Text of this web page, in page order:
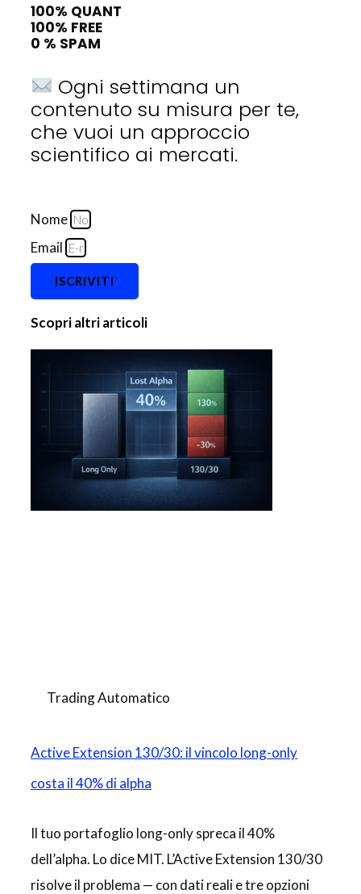
100% QUANT
100% FREE
0 % SPAM
Ogni settimana un
contenuto su misura per te,
che vuoi un approccio
scientifico ai mercati.
Nome
Email
ISCRIVITI
Scopri altri articoli
Trading Automatico
Active Extension 130/30: il vincolo long-only
costa il 40% di alpha
Il tuo portafoglio long-only spreca il 40%
dell’alpha. Lo dice MIT. L’Active Extension 130/30
risolve il problema — con dati reali e tre opzioni